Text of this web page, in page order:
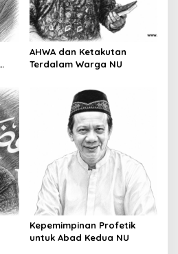
AHWA dan Ketakutan
Terdalam Warga NU
Kepemimpinan Profetik
untuk Abad Kedua NU